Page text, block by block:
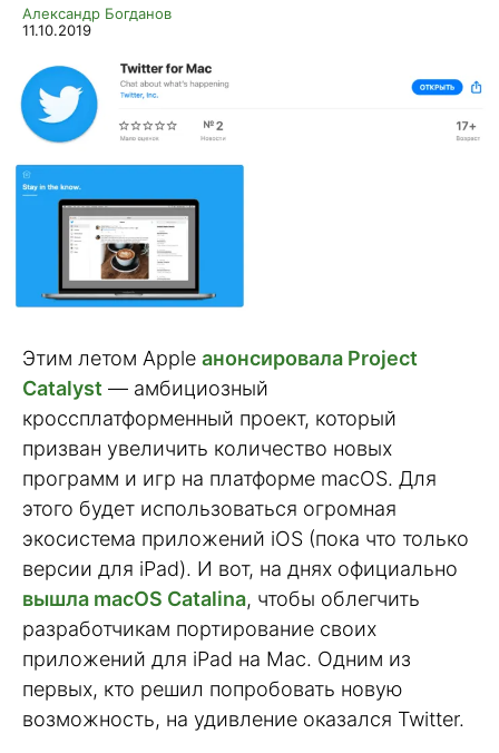
Александр Богданов
11.10.2019
Этим летом Apple анонсировала Project
Catalyst — амбициозный
кроссплатформенный проект, который
призван увеличить количество новых
программ и игр на платформе macOS. Для
этого будет использоваться огромная
экосистема приложений iOS (пока что только
версии для iPad). И вот, на днях официально
вышла macOS Catalina, чтобы облегчить
разработчикам портирование своих
приложений для iPad на Mac. Одним из
первых, кто решил попробовать новую
возможность, на удивление оказался Twitter.